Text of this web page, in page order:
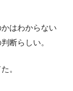
はわからない
断らしい。
。